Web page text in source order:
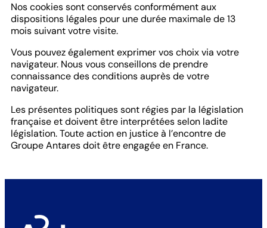
Nos cookies sont conservés conformément aux
dispositions légales pour une durée maximale de 13
mois suivant votre visite.
Vous pouvez également exprimer vos choix via votre
navigateur. Nous vous conseillons de prendre
connaissance des conditions auprès de votre
navigateur.
Les présentes politiques sont régies par la législation
française et doivent être interprétées selon ladite
législation. Toute action en justice à l’encontre de
Groupe Antares doit être engagée en France.